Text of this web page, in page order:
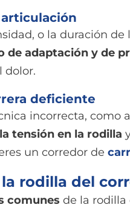
o la duración de
de adaptación y de
dolor.
deficiente
incorrecta, como
tensión en la rodilla
un corredor de
rodilla del
comunes de la rodilla